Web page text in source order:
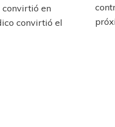
en
convirtió el